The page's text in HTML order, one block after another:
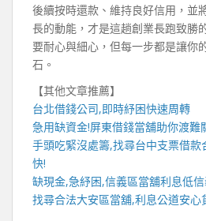
後續按時還款、維持良好信用，並
長的動能，才是這趟創業長跑致勝
要耐心與細心，但每一步都是讓你
石。
【其他文章推薦】
台北借錢公司,即時紓困快速周轉
急用缺資金!屏東借錢當舖助你渡難
手頭吃緊沒處籌,找尋台中支票借款
快!
缺現金,急紓困,信義區當舖利息低
找尋合法大安區當舖,利息公道安心